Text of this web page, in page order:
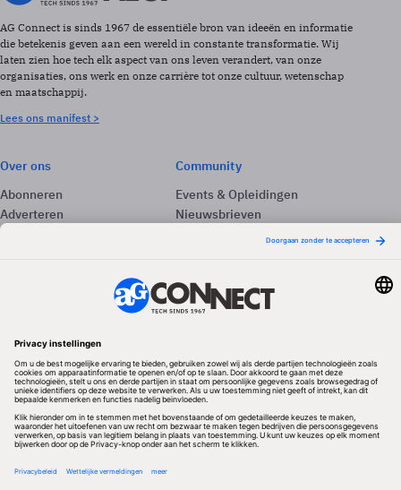
AG Connect is sinds 1967 de essentiële bron van ideeën en informatie
die betekenis geven aan een wereld in constante transformatie. Wij
laten zien hoe tech elk aspect van ons leven verandert, van onze
organisaties, ons werk en onze carrière tot onze cultuur, wetenschap
en maatschappij.
Lees ons manifest >
Over ons
Abonneren
Adverteren
Community
Events & Opleidingen
Nieuwsbrieven
Redactionele partner